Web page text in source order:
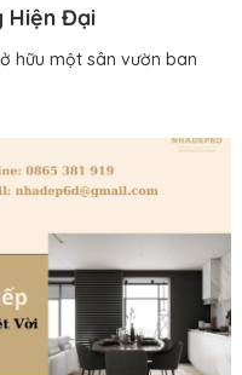
Hiện Đại
hữu một sân vườn ban